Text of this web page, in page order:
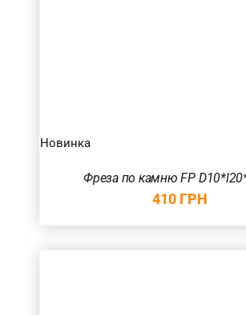
Новинка
Фреза по камню FP
410 ГРН